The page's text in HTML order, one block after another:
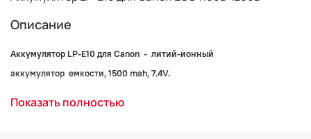
Описание
Аккумулятор LP-E10 для Canon - литий-ионный
аккумулятор емкости, 1500mah, 7.4V.
Используется для следующих
Показать полностью